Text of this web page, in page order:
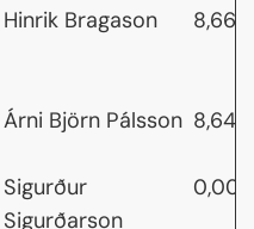
Hinrik Bragason 8,66
Árni Björn Pálsson 8,64
Sigurður
Sigurðarson
0,00